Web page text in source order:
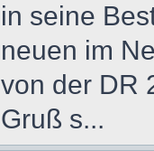
in seine
neuen im
von der DR
Gruß s...